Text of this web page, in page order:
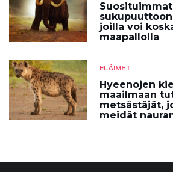
joilla voi
maapallolla
ELÄIMET
Hyeenojen
maailmaan
metsästäjät,
meidät